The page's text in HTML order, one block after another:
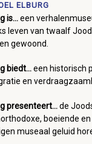
ELBURG
is...een
leven van twaalf
gewoond.
biedt...een historisch
en
presenteert...de
boeiende
museaal geluid